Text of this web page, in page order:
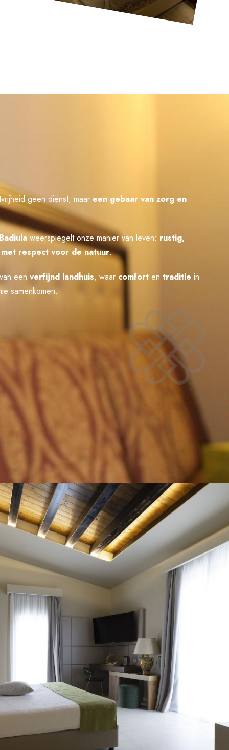
geen dienst, maar een gebaar van zorg en
weerspiegelt onze manier van leven: rustig,
respect voor de natuur.
een verfijnd landhuis, waar comforten traditie in
samenkomen.